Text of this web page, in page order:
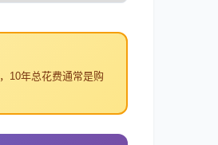
，10年总花费通常是购